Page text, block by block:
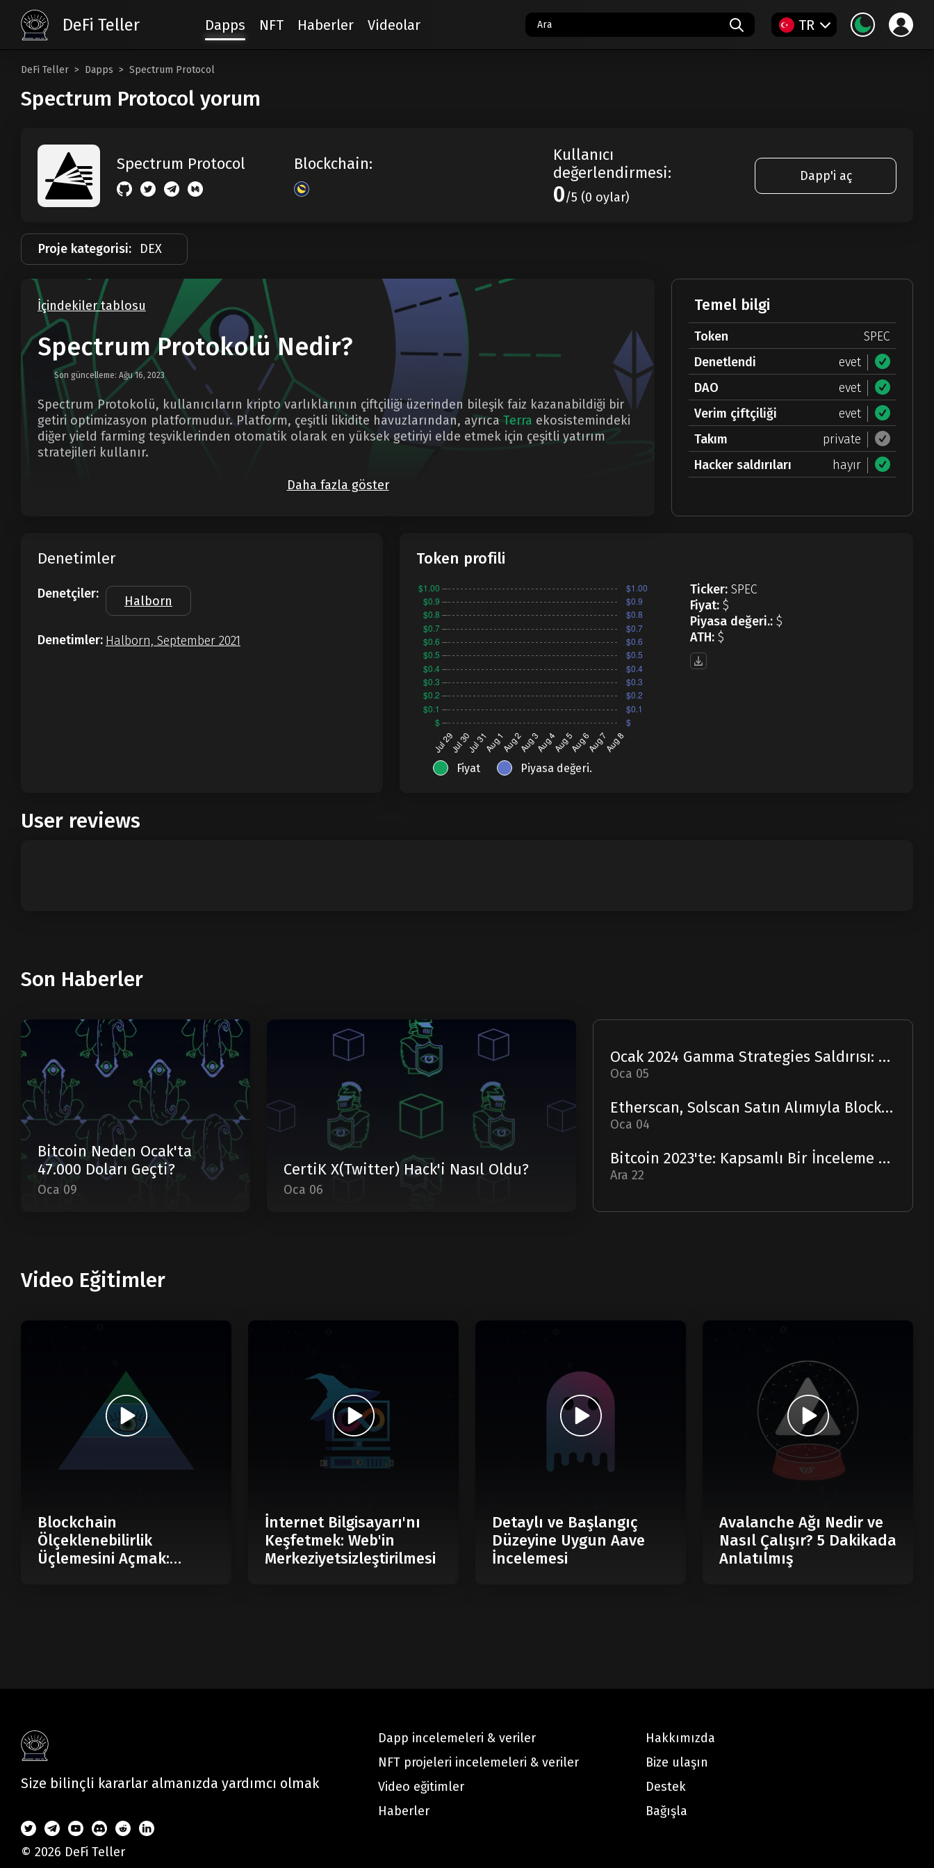
DeFi Teller Dapps Spectrum Protocol
Spectrum Protocol yorum
Spectrum Protocol Blockchain:
Kullanıcı
değerlendirmesi:
0/5 (0 oylar)
Dapp'i aç
Proje kategorisi: DEX
İçindekiler tablosu
Spectrum Protokolü Nedir?
Son güncelleme: Ağu 16, 2023
Spectrum Protokolü, kullanıcıların kripto varlıklarının çiftçiliği üzerinden bileşik faiz kazanabildiği bir
getiri optimizasyon platformudur. Platform, çeşitli likidite havuzlarından, ayrıca Terra ekosistemindeki
diğer yield farming teşviklerinden otomatik olarak en yüksek getiriyi elde etmek için çeşitli yatırım
stratejileri kullanır.
Daha fazla göster
Temel bilgi
Token
SPEC
Denetlendi
evet
DAO
evet
Verim çiftçiliği
evet
Takım
private
Hacker saldırıları
hayır
Denetimler
Denetçiler: Halborn
Denetimler: Halborn, September 2021
Token profili
Fiyat Piyasa değeri.
Ticker: SPEC
Fiyat: $
Piyasa değeri.: $
ATH: $
User reviews
Son Haberler
Bitcoin Neden Ocak'ta
47.000 Doları Geçti?
Oca 09
CertiK X(Twitter) Hack'i Nasıl Oldu?
Oca 06
Ocak 2024 Gamma Strategies Saldırısı: Bir Rapor
Oca 05
Etherscan, Solscan Satın Alımıyla Blockchain Ufuklarını Genişletiyor
Oca 04
Bitcoin 2023'te: Kapsamlı Bir İnceleme ve 2024 Tahmini
Ara 22
Video Eğitimler
Blockchain
Ölçeklenebilirlik
Üçlemesini Açmak:
İnternet Bilgisayarı'nı
Keşfetmek: Web'in
Merkeziyetsizleştirilmesi
Detaylı ve Başlangıç
Düzeyine Uygun Aave
İncelemesi
Avalanche Ağı Nedir ve
Nasıl Çalışır? 5 Dakikada
Anlatılmış
DeFi Teller Dapps NFT Haberler Videolar TR
Size bilinçli kararlar almanızda yardımcı olmak
© 2026 DeFi Teller
Dapp incelemeleri & veriler
NFT projeleri incelemeleri & veriler
Video eğitimler
Haberler
Hakkımızda
Bize ulaşın
Destek
Bağışla